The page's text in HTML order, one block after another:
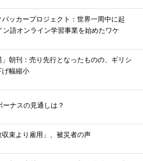
ッカープロジェクト：世界一周中に起
語オンライン学習事業を始めたワケ
朝刊：売り先行となったものの、ギリシ
げ幅縮小
ナスの見通しは？
収束より雇用」、被災者の声